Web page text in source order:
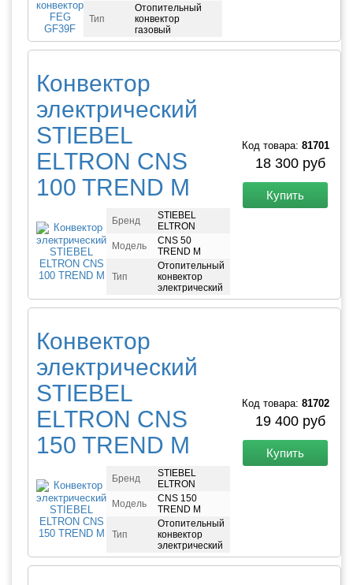
Тип
Отопительный
конвектор
газовый
Конвектор
электрический
STIEBEL
ELTRON CNS
100 TREND M
Код товара: 81701
18 300 руб
Купить
Бренд
STIEBEL
ELTRON
Модель
CNS 50
TREND M
Тип
Отопительный
конвектор
электрический
Конвектор
электрический
STIEBEL
ELTRON CNS
150 TREND M
Код товара: 81702
19 400 руб
Купить
Бренд
STIEBEL
ELTRON
Модель
CNS 150
TREND M
Тип
Отопительный
конвектор
электрический